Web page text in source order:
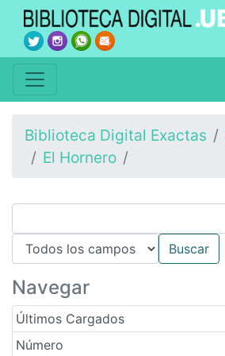
Biblioteca Digital Exactas
El Hornero
Navegar
Últimos Cargados
Número